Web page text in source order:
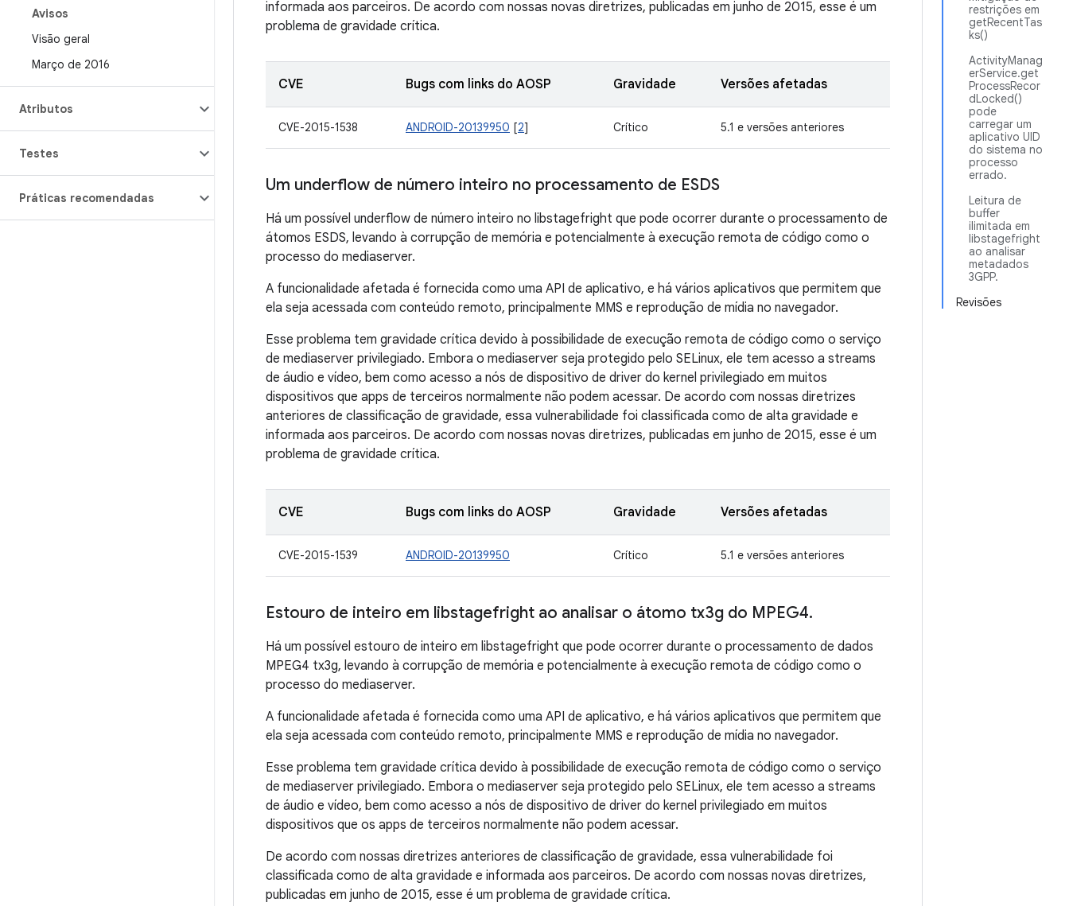
Avisos
Visão geral
Março de 2016
Atributos
Testes
Práticas recomendadas
restrições em
getRecentTas
ks()
ActivityManag
erService.get
ProcessRecor
dLocked()
pode
carregar um
aplicativo UID
do sistema no
processo
errado.
Leitura de
buffer
ilimitada em
libstagefright
ao analisar
metadados
3GPP.
Revisões
informada aos parceiros. De acordo com nossas novas diretrizes, publicadas em junho de 2015, esse é um
problema de gravidade crítica.
CVE Bugs com links do AOSP Gravidade Versões afetadas
CVE-2015-1538 ANDROID-20139950 [2] Crítico 5.1 e versões anteriores
Um underflow de número inteiro no processamento de ESDS
Há um possível underflow de número inteiro no libstagefright que pode ocorrer durante o processamento de
átomos ESDS, levando à corrupção de memória e potencialmente à execução remota de código como o
processo do mediaserver.
A funcionalidade afetada é fornecida como uma API de aplicativo, e há vários aplicativos que permitem que
ela seja acessada com conteúdo remoto, principalmente MMS e reprodução de mídia no navegador.
Esse problema tem gravidade crítica devido à possibilidade de execução remota de código como o serviço
de mediaserver privilegiado. Embora o mediaserver seja protegido pelo SELinux, ele tem acesso a streams
de áudio e vídeo, bem como acesso a nós de dispositivo de driver do kernel privilegiado em muitos
dispositivos que apps de terceiros normalmente não podem acessar. De acordo com nossas diretrizes
anteriores de classificação de gravidade, essa vulnerabilidade foi classificada como de alta gravidade e
informada aos parceiros. De acordo com nossas novas diretrizes, publicadas em junho de 2015, esse é um
problema de gravidade crítica.
CVE Bugs com links do AOSP Gravidade Versões afetadas
CVE-2015-1539 ANDROID-20139950 Crítico 5.1 e versões anteriores
Estouro de inteiro em libstagefright ao analisar o átomo tx3g do MPEG4.
Há um possível estouro de inteiro em libstagefright que pode ocorrer durante o processamento de dados
MPEG4 tx3g, levando à corrupção de memória e potencialmente à execução remota de código como o
processo do mediaserver.
A funcionalidade afetada é fornecida como uma API de aplicativo, e há vários aplicativos que permitem que
ela seja acessada com conteúdo remoto, principalmente MMS e reprodução de mídia no navegador.
Esse problema tem gravidade crítica devido à possibilidade de execução remota de código como o serviço
de mediaserver privilegiado. Embora o mediaserver seja protegido pelo SELinux, ele tem acesso a streams
de áudio e vídeo, bem como acesso a nós de dispositivo de driver do kernel privilegiado em muitos
dispositivos que os apps de terceiros normalmente não podem acessar.
De acordo com nossas diretrizes anteriores de classificação de gravidade, essa vulnerabilidade foi
classificada como de alta gravidade e informada aos parceiros. De acordo com nossas novas diretrizes,
publicadas em junho de 2015, esse é um problema de gravidade crítica.